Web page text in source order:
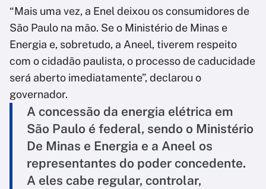
“Mais uma vez, a Enel deixou os consumidores de
São Paulo na mão. Se o Ministério de Minas e
Energia e, sobretudo, a Aneel, tiverem respeito
com o cidadão paulista, o processo de caducidade
será aberto imediatamente”, declarou o
governador.
A concessão da energia elétrica em
São Paulo é federal, sendo o Ministério
De Minas e Energia e a Aneel os
representantes do poder concedente.
A eles cabe regular, controlar,